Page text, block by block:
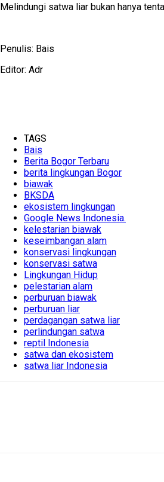
Melindungi satwa liar bukan hanya
Penulis: Bais
Editor: Adr
TAGS
Bais
Berita Bogor Terbaru
berita lingkungan Bogor
biawak
BKSDA
ekosistem lingkungan
Google News Indonesia.
kelestarian biawak
keseimbangan alam
konservasi lingkungan
konservasi satwa
Lingkungan Hidup
pelestarian alam
perburuan biawak
perburuan liar
perdagangan satwa liar
perlindungan satwa
reptil Indonesia
satwa dan ekosistem
satwa liar Indonesia